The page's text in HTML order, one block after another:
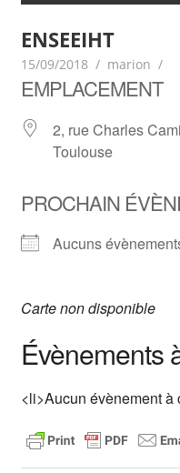
ENSEEIHT
15/09/2018 marion
EMPLACEMENT
2, rue Charles
Toulouse
PROCHAIN
Aucuns
Carte non disponible
Évènements
<li>Aucun évènement à